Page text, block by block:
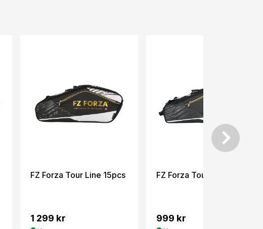
FZ Forza Tour Line 15pcs
1 299 kr
FZ Forza Tour Line 6pcs
999 kr